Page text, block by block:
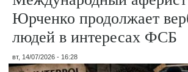
Юрченко продолжает
людей в интересах ФСБ
вт, 14/07/2026 - 16:28